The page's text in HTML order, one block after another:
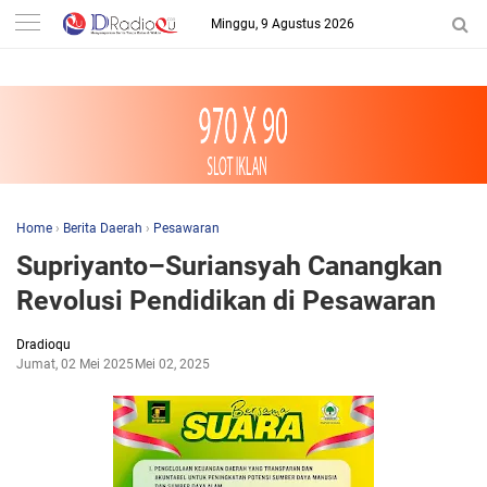
-->
Minggu, 9 Agustus 2026
Home › Berita Daerah › Pesawaran
Supriyanto–Suriansyah Canangkan
Revolusi Pendidikan di Pesawaran
Dradioqu
Jumat, 02 Mei 2025 Mei 02, 2025